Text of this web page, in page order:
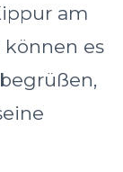
am
können es